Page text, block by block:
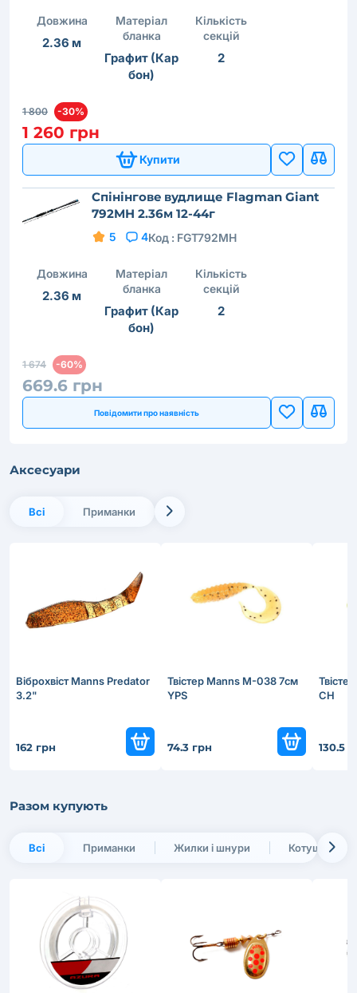
Довжина
2.36 м
Матеріал
бланка
Графит (Кар
бон)
Кількість
секцій
2
1 800 -30%
1 260 грн
Купити
Cпінінговe вудлище Flagman Giant
792MH 2.36м 12-44г
5 4Код : FGT792MH
Довжина
2.36 м
Матеріал
бланка
Графит (Кар
бон)
Кількість
секцій
2
1 674 -60%
669.6 грн
Повідомити про наявність
Аксесуари
Всі Приманки
Віброхвіст Manns Predator
3.2"
162 грн
Твістер Manns M-038 7см
YPS
74.3 грн
CH
130.5
Разом купують
Всі Приманки Жилки і шнури Котушки